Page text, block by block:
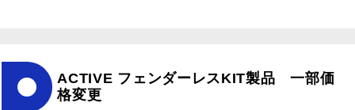
ACTIVE フェンダーレスKIT製品 一部価
格変更